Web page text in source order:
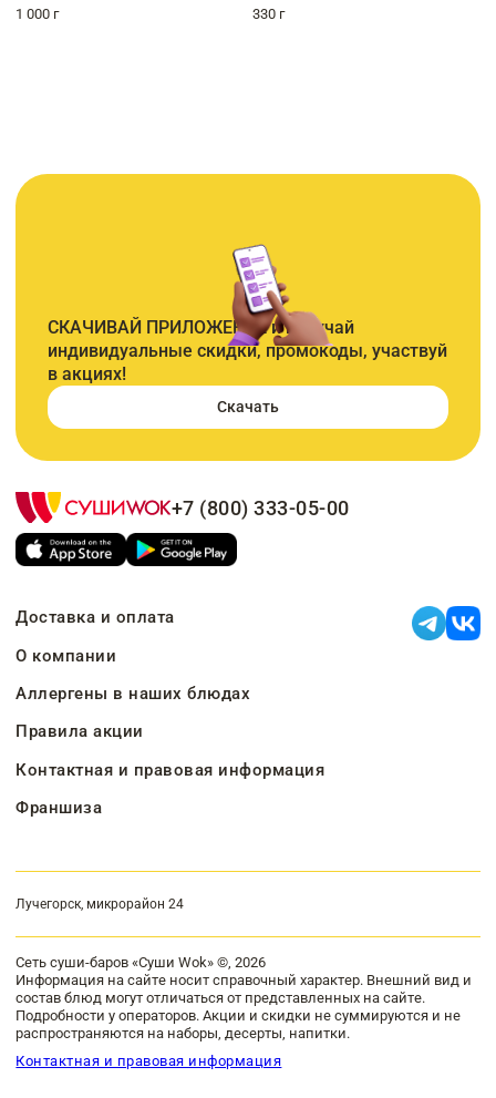
1 000 г 330 г
СКАЧИВАЙ ПРИЛОЖЕНИЕ и получай
индивидуальные скидки, промокоды, участвуй
в акциях!
Скачать
+7 (800) 333-05-00
Доставка и оплата
О компании
Аллергены в наших блюдах
Правила акции
Контактная и правовая информация
Франшиза
Лучегорск, микрорайон 24
Сеть суши-баров «Суши Wok» ©, 2026
Информация на сайте носит справочный характер. Внешний вид и
состав блюд могут отличаться от представленных на сайте.
Подробности у операторов. Акции и скидки не суммируются и не
распространяются на наборы, десерты, напитки.
Контактная и правовая информация